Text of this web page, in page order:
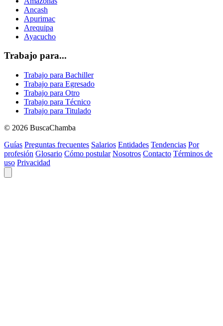
Ancash
Apurimac
Arequipa
Ayacucho
Trabajo para...
Trabajo para Bachiller
Trabajo para Egresado
Trabajo para Otro
Trabajo para Técnico
Trabajo para Titulado
© 2026 BuscaChamba
Guías Preguntas frecuentes Salarios Entidades Tendencias Por
profesión Glosario Cómo postular Nosotros Contacto Términos de
uso Privacidad